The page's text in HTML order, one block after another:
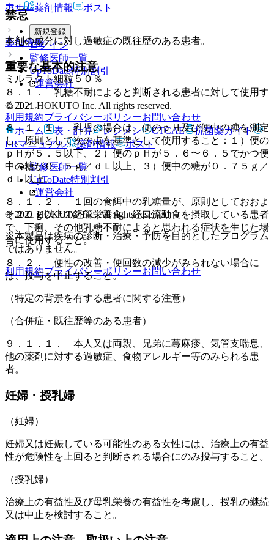
ホーム
薬剤情報
ミルラクト細粒５０％
禁忌
本剤の成分に対し過敏症の既往歴のある患者。
重要な基本的注意
８．１． 乳糖不耐によると判断される患者に対して使用す
ること。
８．１．１． 乳児の場合は、便のｐＨ及び便中の糖を測定
し、原則として次の点を基準として使用すること：１）便の
ｐＨが５．５以下、２）便のｐＨが５．６〜６．５でかつ便
中の糖が０．５ｇ／ｄＬ以上、３）便中の糖が０．７５ｇ／
ｄＬ以上。
８．１．２． １回の食餌中の乳糖量が、原則としておおよ
そ２０ｇ以上の経管栄養食、経口流動食を摂取している患者
で、下痢、その他乳糖不耐によると思われる症状を生じた場
合に使用すること。
８．２． 便性の改善・便回数の減少がみられない場合に
は、投与を中止すること。
（特定の背景を有する患者に関する注意）
（合併症・既往歴等のある患者）
９．１．１． 本人又は両親、兄弟に蕁麻疹、気管支喘息、
他の薬剤に対する過敏症、食物アレルギー等のみられる患
者。
妊婦・授乳婦
（妊婦）
妊婦又は妊娠している可能性のある女性には、治療上の有益
性が危険性を上回ると判断される場合にのみ投与すること。
（授乳婦）
治療上の有益性及び母乳栄養の有益性を考慮し、授乳の継続
又は中止を検討すること。
アル
薬剤情報 ポスト
新規登録
ログイン
監修医師一覧
UpToDate特別割引
運営会社
© 2021 HOKUTO Inc. All rights reserved.
利用規約プライバシーポリシーお問い合わせ
ホーム
表・計算 レジメン CTCAE
抗菌薬ガイド
ERマニュアル
薬剤情報 ポスト
監修医師一覧
UpToDate特別割引
運営会社
© 2021 HOKUTO Inc. All rights reserved.
※本製品は疾病の診断・治療・予防を目的としたプログラム
ではありません。
利用規約プライバシーポリシーお問い合わせ